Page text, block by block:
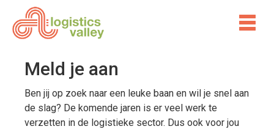
Meld je aan
Ben jij op zoek naar een leuke baan en wil je snel aan
de slag? De komende jaren is er veel werk te
verzetten in de logistieke sector. Dus ook voor jou